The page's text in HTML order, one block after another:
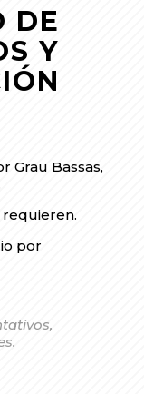
DE
Y
Grau Bassas,
requieren.
por